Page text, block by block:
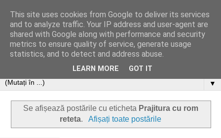
▼
Se afișează postările cu eticheta Prajitura cu rom
reteta. Afișați toate postările
This site uses cookies from Google to deliver its services
and to analyze traffic. Your IP address and user-agent are
shared with Google along with performance and security
metrics to ensure quality of service, generate usage
statistics, and to detect and address abuse.
LEARN MORE GOT IT